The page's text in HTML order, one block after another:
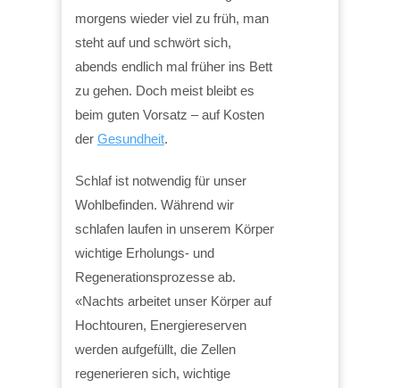
morgens wieder viel zu früh, man
steht auf und schwört sich,
abends endlich mal früher ins Bett
zu gehen. Doch meist bleibt es
beim guten Vorsatz – auf Kosten
der Gesundheit.
Schlaf ist notwendig für unser
Wohlbefinden. Während wir
schlafen laufen in unserem Körper
wichtige Erholungs- und
Regenerationsprozesse ab.
«Nachts arbeitet unser Körper auf
Hochtouren, Energiereserven
werden aufgefüllt, die Zellen
regenerieren sich, wichtige